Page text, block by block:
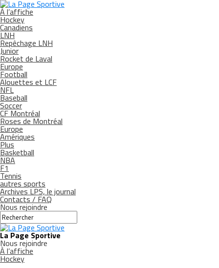
À l’affiche
Hockey
Canadiens
LNH
Repêchage LNH
Junior
Rocket de Laval
Europe
Football
Alouettes et LCF
NFL
Baseball
Soccer
CF Montréal
Roses de Montréal
Europe
Amériques
Plus
Basketball
NBA
F1
Tennis
autres sports
Archives LPS, le journal
Contacts / FAQ
Nous rejoindre
La Page Sportive
Nous rejoindre
À l’affiche
Hockey